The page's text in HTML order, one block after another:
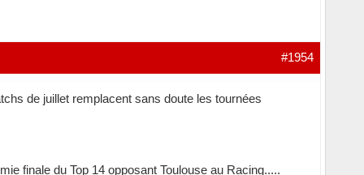
#1954
de juillet remplacent sans doute les tournées
finale du Top 14 opposant Toulouse au Racing.....